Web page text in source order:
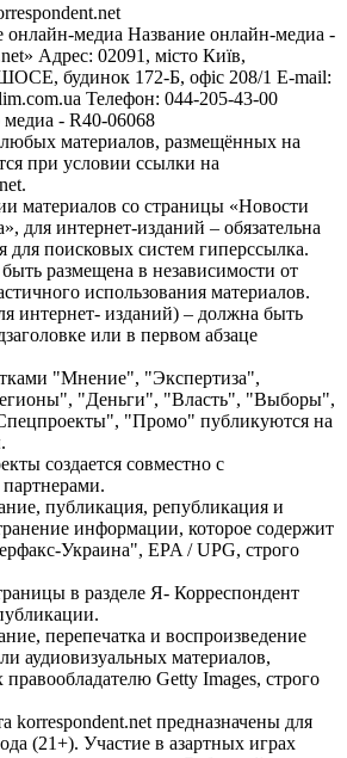
онлайн-медиа Название онлайн-медиа -
Адрес: 02091, місто Київ,
будинок 172-Б, офіс 208/1 E-mail:
Телефон: 044-205-43-00
- R40-06068
материалов, размещённых на
при условии ссылки на
материалов со страницы «Новости
для интернет-изданий – обязательна
для поисковых систем гиперссылка.
размещена в независимости от
использования материалов.
интернет- изданий) – должна быть
или в первом абзаце
"Мнение", "Экспертиза",
"Деньги", "Власть", "Выборы",
"Промо" публикуются на
создается совместно с
публикация, републикация и
информации, которое содержит
Украина", EPA / UPG, строго
в разделе Я- Корреспондент
перепечатка и воспроизведение
аудиовизуальных материалов,
Getty Images, строго
korrespondent.net предназначены для
(21+). Участие в азартных играх